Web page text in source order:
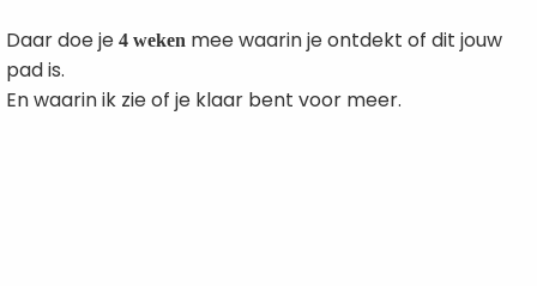
Daar doe je 4 weken mee waarin je ontdekt of dit jouw
pad is.
En waarin ik zie of je klaar bent voor meer.